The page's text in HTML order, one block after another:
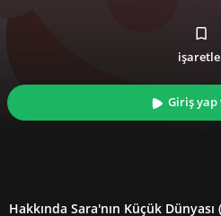
Giriş yap
Hakkında Sara'nın Küçük